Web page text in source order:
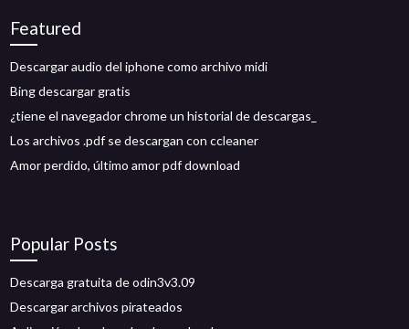
Featured
Descargar audio del iphone como archivo midi
Bing descargar gratis
¿tiene el navegador chrome un historial de descargas_
Los archivos .pdf se descargan con ccleaner
Amor perdido, último amor pdf download
Popular Posts
Descarga gratuita de odin3v3.09
Descargar archivos pirateados